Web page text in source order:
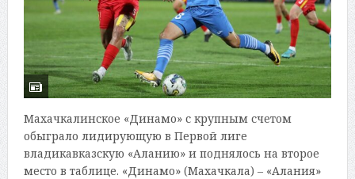
Махачкалинское «Динамо» с крупным счетом
обыграло лидирующую в Первой лиге
владикавказскую «Аланию» и поднялось на второе
место в таблице. «Динамо» (Махачкала) – «Алания»